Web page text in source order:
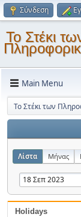
Σύνδεση
Το Στέκι
Main Menu
Το Στέκι των
Λίστα Μήνας
Holidays